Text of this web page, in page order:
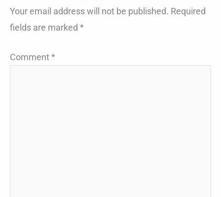
Your email address will not be published. Required
fields are marked *
Comment*